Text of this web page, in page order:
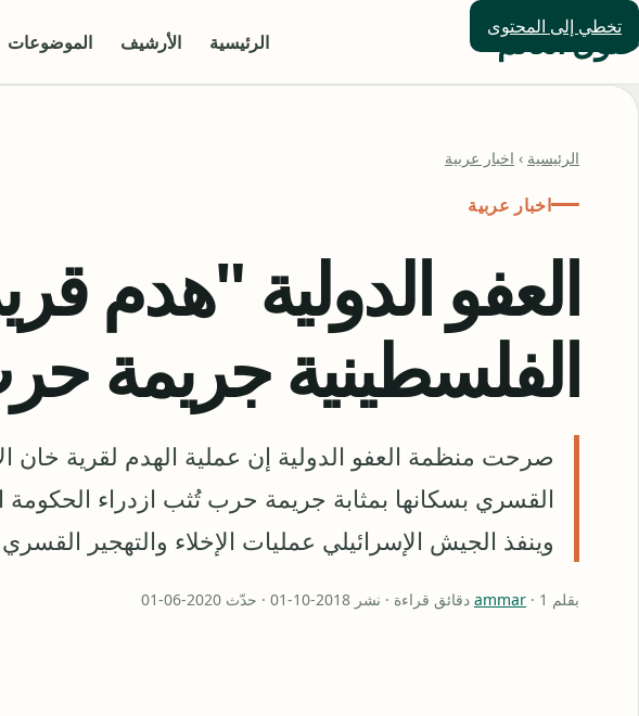
تخطي إلى المحتوى
حلول العالم الرئيسية الأرشيف الموضوعات
الرئيسية › اخبار عربية
اخبار عربية
العفو الدولية "هدم
الفلسطينية جريمة
صرحت منظمة العفو الدولية إن عملية الهدم لقرية خان
القسري بسكانها بمثابة جريمة حرب تُثب ازدراء الحكومة
وينفذ الجيش الإسرائيلي عمليات الإخلاء والتهجير
بقلم ammar · 1 دقائق قراءة · نشر 2018-10-01 · حدّث 2020-06-01